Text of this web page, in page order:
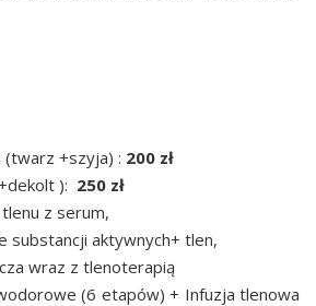
+szyja) : 200 zł
): 250 zł
z serum,
substancji aktywnych+ tlen,
wraz z tlenoterapią
(6 etapów) + Infuzja tlenowa